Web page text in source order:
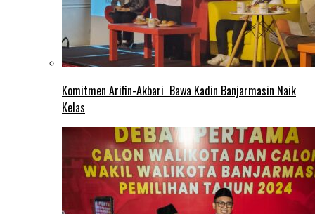
Komitmen Arifin-Akbari Bawa Kadin Banjarmasin Naik
Kelas